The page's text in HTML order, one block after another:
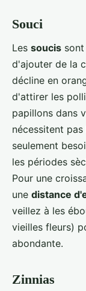
Souci
Les soucis
d'ajouter de la
décline en
d'attirer les
papillons dans
nécessitent
seulement
les périodes
Pour une
une distance
veillez à les
vieilles fleurs)
abondante.
Zinnias